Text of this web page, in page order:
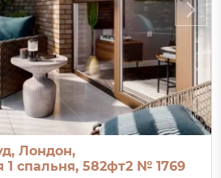
Лондон,
1 спальня, 582фт2 № 1769